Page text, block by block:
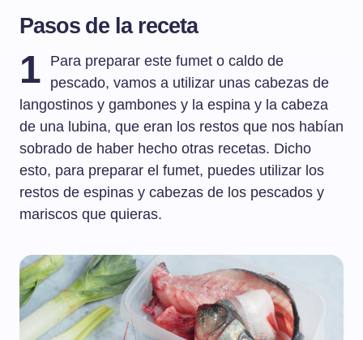
Pasos de la receta
1
Para preparar este fumet o caldo de
pescado, vamos a utilizar unas cabezas de
langostinos y gambones y la espina y la cabeza
de una lubina, que eran los restos que nos habían
sobrado de haber hecho otras recetas. Dicho
esto, para preparar el fumet, puedes utilizar los
restos de espinas y cabezas de los pescados y
mariscos que quieras.